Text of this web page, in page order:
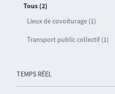
Tous (2)
Lieux de covoiturage (1)
Transport public collectif (1)
TEMPS RÉEL